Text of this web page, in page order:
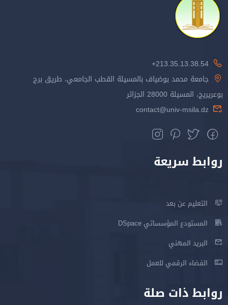
213.35.13.38.54+
جامعة محمد بوضياف بالمسيلة القطب الجامعي، طريق برج
بوعريريج، المسيلة 28000 الجزائر
contact@univ-msila.dz
روابط سريعة
التعليم عن بعد
المستودع المؤسساتي DSpace
البريد المهني
الفضاء الرقمي للعمل
روابط ذات صلة